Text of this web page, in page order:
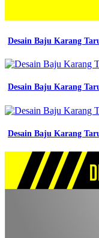
Desain Baju Karang
Desain Baju Karang
Desain Baju Karang